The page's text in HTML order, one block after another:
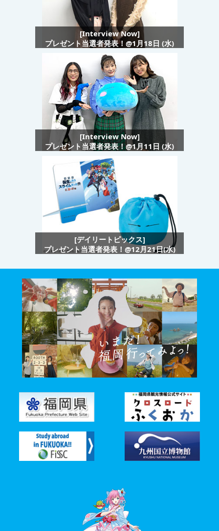
[Interview Now]
プレゼント当選者発表！@1月18日 (水)
[Interview Now]
プレゼント当選者発表！@1月11日 (水)
[デイリートピックス]
プレゼント当選者発表！@12月21日(水)